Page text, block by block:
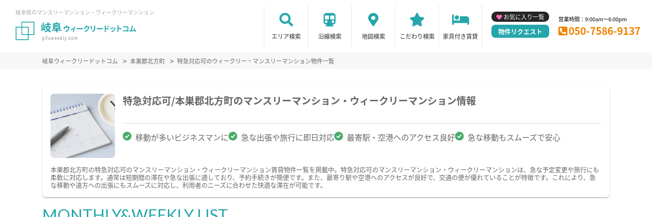
岐阜県のマンスリーマンション・ウィークリーマンション
エリア検索 沿線検索 地図検索 こだわり検索 家具付き賃貸
お気に入り一覧
物件リクエスト
営業時間：9:00am～6:00pm
050-7586-9137
岐阜ウィークリードットコム 本巣郡北方町 特急対応可のウィークリー・マンスリーマンション物件一覧
特急対応可/本巣郡北方町のマンスリーマンション・ウィークリーマンション情報
移動が多いビジネスマンに 急な出張や旅行に即日対応 最寄駅・空港へのアクセス良好 急な移動もスムーズで安心
本巣郡北方町の特急対応可のマンスリーマンション・ウィークリーマンション賃貸物件一覧を掲載中。特急対応可のマンスリーマンション・ウィークリーマンションは、急な予定変更や旅行にも
柔軟に対応します。通常は短期間の滞在や急な出張に適しており、予約手続きが簡便です。また、最寄り駅や空港へのアクセスが良好で、交通の便が優れていることが特徴です。これにより、急
な移動や遠方への出張にもスムーズに対応し、利用者のニーズに合わせた快適な滞在が可能です。